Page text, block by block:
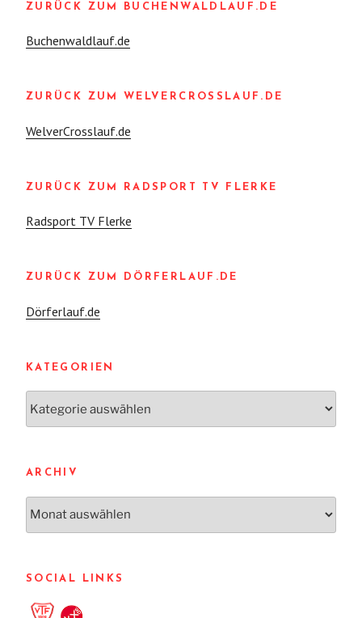
ZURÜCK ZUM BUCHENWALDLAUF.DE
Buchenwaldlauf.de
ZURÜCK ZUM WELVERCROSSLAUF.DE
WelverCrosslauf.de
ZURÜCK ZUM RADSPORT TV FLERKE
Radsport TV Flerke
ZURÜCK ZUM DÖRFERLAUF.DE
Dörferlauf.de
KATEGORIEN
Kategorien
ARCHIV
Archiv
SOCIAL LINKS